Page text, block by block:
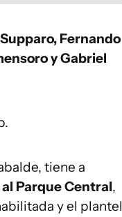
Fernando
y Gabriel
tiene a
Parque Central,
y el plantel